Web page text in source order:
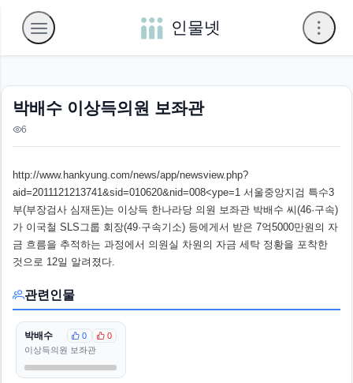
인물넷
박배수 이상득의원 보좌관
6
http://www.hankyung.com/news/app/newsview.php?
aid=2011121213741&sid=010620&nid=008<ype=1 서울중앙지검 특수3
부(부장검사 심재돈)는 이상득 한나라당 의원 보좌관 박배수 씨(46·구속)
가 이국철 SLS그룹 회장(49·구속기소) 등에게서 받은 7억5000만원의 자
금 흐름을 추적하는 과정에서 의원실 차원의 자금 세탁 정황을 포착한
것으로 12일 알려졌다.
관련인물
박배수 0
0
이상득의원 보좌관